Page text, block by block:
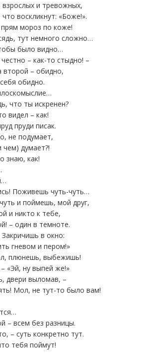
и тревожных,
воскликнут: «Боже!».
мороз по коже!
тут немного сложно…
было видно…
– как-то стыдно! –
второй – обидно,
обидно.
что ты искренен?
видел – как!
пруди писак.
не подумает,
думает?!
знаю, как!
Поживешь чуть-чуть…
и поймешь, мой друг,
и никто к тебе,
– один в темноте.
в окно:
гневом и пером!»
плюнешь, выбежишь!
«Эй, ну выпей же!»
двери выломав, –
Мол, не тут-то было вам!
– всем без разницы.
– суть конкретно тут.
тебя поймут!